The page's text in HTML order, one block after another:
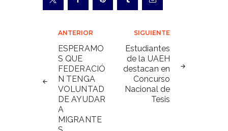
Navegación
de
entradas
ANTERIOR
ESPERAMO
S QUE
FEDERACIÓ
N TENGA
VOLUNTAD
DE AYUDAR
A
MIGRANTE
SIGUIENTE
Estudiantes
de la UAEH
destacan en
Concurso
Nacional de
Tesis